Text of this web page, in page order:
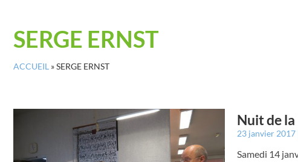
SERGE ERNST
ACCUEIL »SERGE ERNST
Nuit de
23 janvier 2017
Samedi 14